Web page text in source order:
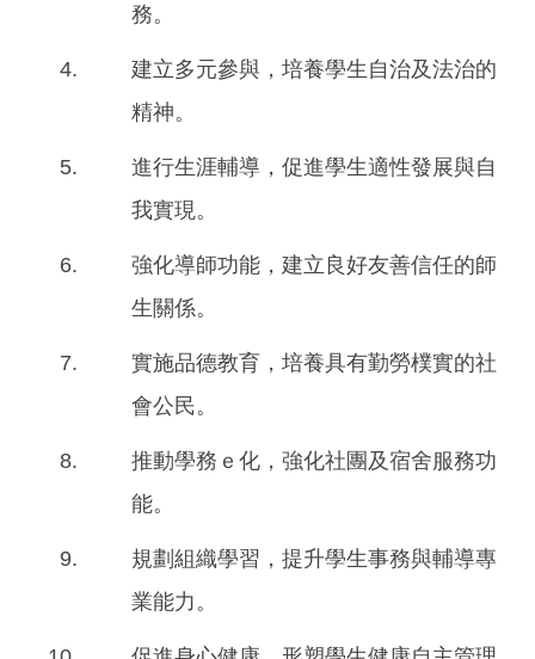
務。
建立多元參與，培養學生自治及法治的
精神。
進行生涯輔導，促進學生適性發展與自
我實現。
強化導師功能，建立良好友善信任的師
生關係。
實施品德教育，培養具有勤勞樸實的社
會公民。
推動學務ｅ化，強化社團及宿舍服務功
能。
規劃組織學習，提升學生事務與輔導專
業能力。